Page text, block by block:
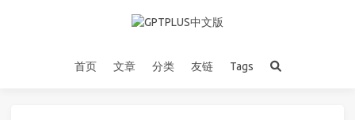
首页 文章 分类 友链 Tags